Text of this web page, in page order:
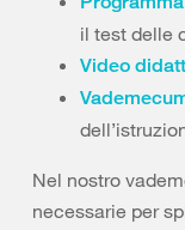
il test delle
Video
Nel nostro
necessarie per